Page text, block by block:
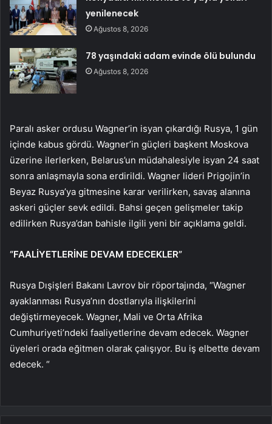
yenilenecek
Ağustos 8, 2026
78 yaşındaki adam evinde ölü bulundu
Ağustos 8, 2026
Paralı asker ordusu Wagner’in isyan çıkardığı Rusya, 1 gün
içinde kabus gördü. Wagner’in güçleri başkent Moskova
üzerine ilerlerken, Belarus’un müdahalesiyle isyan 24 saat
sonra anlaşmayla sona erdirildi. Wagner lideri Prigojin’in
Beyaz Rusya’ya gitmesine karar verilirken, savaş alanına
askeri güçler sevk edildi. Bahsi geçen gelişmeler takip
edilirken Rusya’dan bahisle ilgili yeni bir açıklama geldi.
“FAALİYETLERİNE DEVAM EDECEKLER”
Rusya Dışişleri Bakanı Lavrov bir röportajında, “Wagner
ayaklanması Rusya’nın dostlarıyla ilişkilerini
değiştirmeyecek. Wagner, Mali ve Orta Afrika
Cumhuriyeti’ndeki faaliyetlerine devam edecek. Wagner
üyeleri orada eğitmen olarak çalışıyor. Bu iş elbette devam
edecek. “